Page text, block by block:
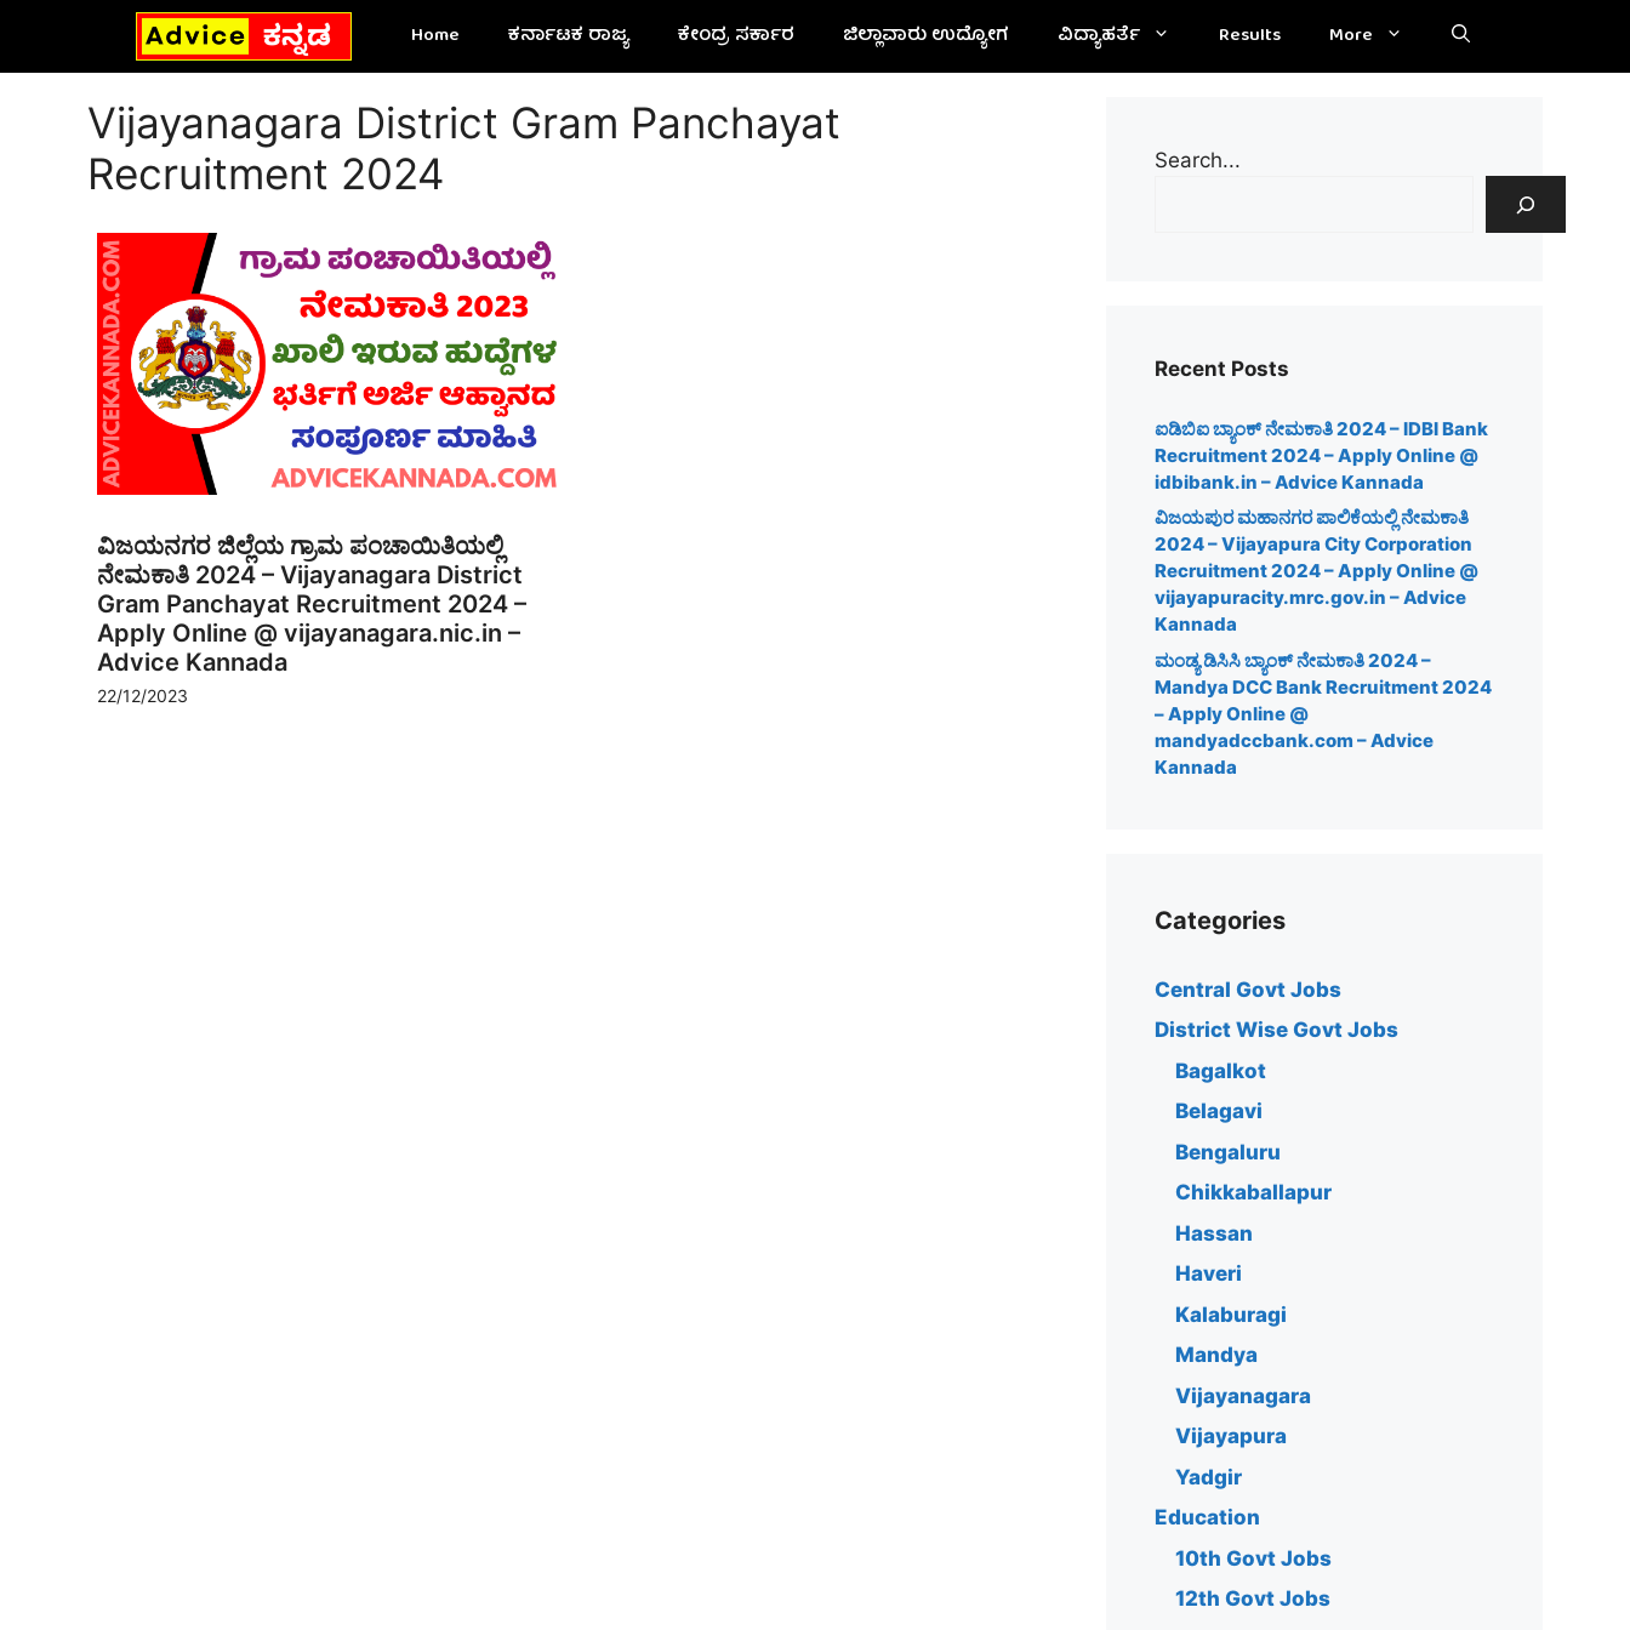
content
Home ಕರ್ನಾಟಕ ರಾಜ್ಯ ಕೇಂದ್ರ ಸರ್ಕಾರ ಜಿಲ್ಲಾವಾರು ಉದ್ಯೋಗ ವಿದ್ಯಾಹರ್ತೆ Results More
Vijayanagara District Gram Panchayat
Recruitment 2024
ವಿಜಯನಗರ ಜಿಲ್ಲೆಯ ಗ್ರಾಮ ಪಂಚಾಯಿತಿಯಲ್ಲಿ
ನೇಮಕಾತಿ 2024 – Vijayanagara District
Gram Panchayat Recruitment 2024 –
Apply Online @ vijayanagara.nic.in –
Advice Kannada
22/12/2023
Search...
Recent Posts
ಐಡಿಬಿಐ ಬ್ಯಾಂಕ್ ನೇಮಕಾತಿ 2024 – IDBI Bank
Recruitment 2024 – Apply Online @
idbibank.in – Advice Kannada
ವಿಜಯಪುರ ಮಹಾನಗರ ಪಾಲಿಕೆಯಲ್ಲಿ ನೇಮಕಾತಿ
2024 – Vijayapura City Corporation
Recruitment 2024 – Apply Online @
vijayapuracity.mrc.gov.in – Advice
Kannada
ಮಂಡ್ಯ ಡಿಸಿಸಿ ಬ್ಯಾಂಕ್ ನೇಮಕಾತಿ 2024 –
Mandya DCC Bank Recruitment 2024
– Apply Online @
mandyadccbank.com – Advice
Kannada
Categories
Central Govt Jobs
District Wise Govt Jobs
Bagalkot
Belagavi
Bengaluru
Chikkaballapur
Hassan
Haveri
Kalaburagi
Mandya
Vijayanagara
Vijayapura
Yadgir
Education
10th Govt Jobs
12th Govt Jobs